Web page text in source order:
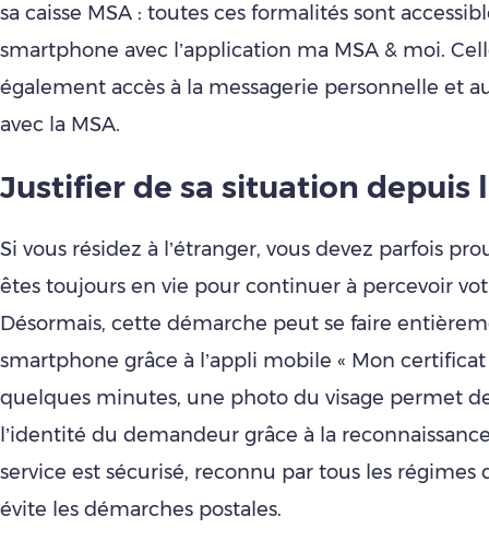
sa caisse MSA : toutes ces formalités sont
smartphone avec l’application ma MSA & moi.
également accès à la messagerie personnelle et
avec la MSA.
Justifier de sa situation depuis
Si vous résidez à l’étranger, vous devez parfois
êtes toujours en vie pour continuer à percevoir
Désormais, cette démarche peut se faire
smartphone grâce à l’appli mobile « Mon certificat
quelques minutes, une photo du visage permet
l’identité du demandeur grâce à la
service est sécurisé, reconnu par tous les régimes
évite les démarches postales.